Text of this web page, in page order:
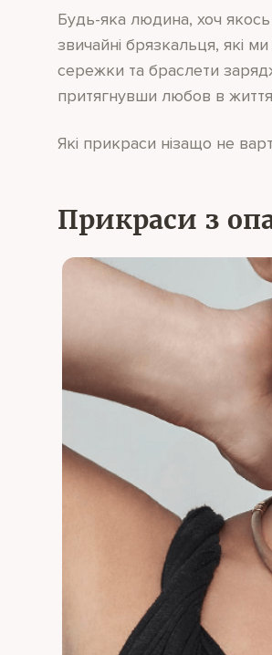
Будь-яка людина, хоч якось
звичайні брязкальця, які
сережки та браслети
притягнувши любов в
Які прикраси нізащо не
Прикраси з